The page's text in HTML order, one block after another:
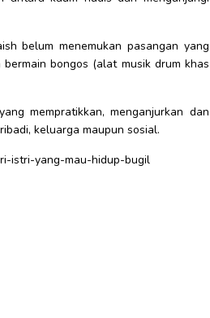
belum menemukan pasangan yang
bongos (alat musik drum khas
mempratikkan, menganjurkan dan
keluarga maupun sosial.
istri-yang-mau-hidup-bugil